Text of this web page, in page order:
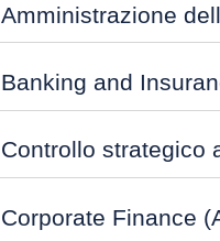
Amministrazione
Banking and
Controllo strategico
Corporate Finance